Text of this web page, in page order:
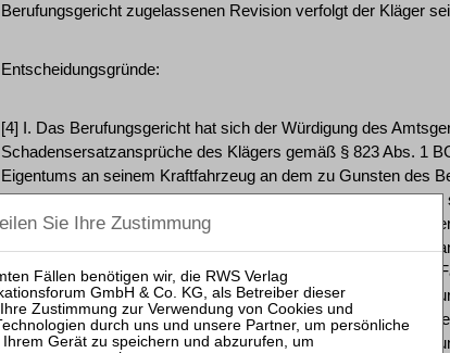
Berufungsgericht zugelassenen Revision verfolgt der Kläger
Entscheidungsgründe:
[4] I. Das Berufungsgericht hat sich der Würdigung des
Schadensersatzansprüche des Klägers gemäß § 823 Abs. 1
Eigentums an seinem Kraftfahrzeug an dem zu Gunsten des
Haftungsprivileg des § 828 Abs. 2 Satz 1 BGB n.F.
Unfallschilderung des Klägers ausgehe. Gerade der vom
Beklagte sich überhaupt nicht mit dem Straßenverkehr
Gedanken darüber gemacht habe, dass das Fahrrad mit dem
könne, belege das Vorliegen der vom Gesetzgeber mit der
typischen altersbedingten Überforderungssituation. Denn im
Beklagten hätte ein verantwortlicher Erwachsener bei